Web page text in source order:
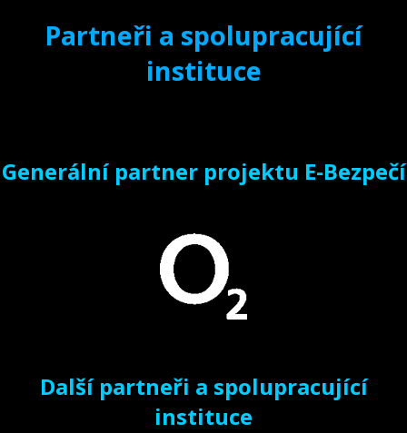
Partneři a spolupracující
instituce
Generální partner projektu E-Bezpečí
Další partneři a spolupracující
instituce